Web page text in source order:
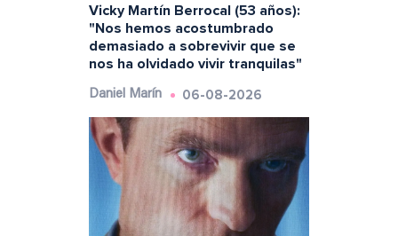
Vicky Martín Berrocal (53 años):
"Nos hemos acostumbrado
demasiado a sobrevivir que se
nos ha olvidado vivir tranquilas"
Daniel Marín 06-08-2026